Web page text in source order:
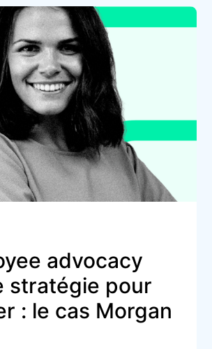
advocacy
stratégie pour
: le cas Morgan